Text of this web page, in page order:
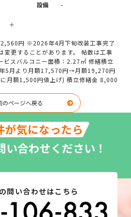
設備
-
＋
円 ※2026年4月下旬改装工事完了
更することがあります。 帖数は工事
ビスバルコニー面積：2.27㎡ 修繕積立
5月より月額17,570円→月額19,270円
に月額1,500円値上げ) 積立修繕金 8,000
のページへ戻る
が気になったら
い合わせください！
問い合わせはこちら